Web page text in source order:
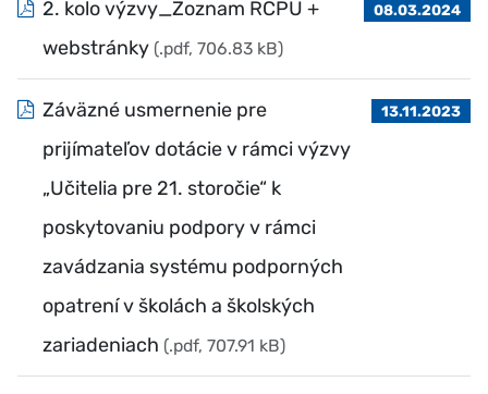
2. kolo výzvy_Zoznam RCPU +
webstránky (.pdf, 706.83 kB)
08.03.2024
Záväzné usmernenie pre
prijímateľov dotácie v rámci výzvy
„Učitelia pre 21. storočie“ k
poskytovaniu podpory v rámci
zavádzania systému podporných
opatrení v školách a školských
zariadeniach (.pdf, 707.91 kB)
13.11.2023